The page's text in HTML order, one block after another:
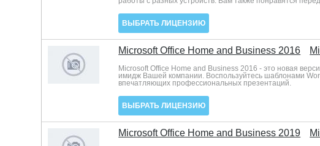
ВЫБРАТЬ ЛИЦЕНЗИЮ
Microsoft Office Home and Business 2016
Microsoft Office Home and Business 2016 - это новая
имидж Вашей компании. Воспользуйтесь шаблонами
впечатляющих профессиональных презентаций.
ВЫБРАТЬ ЛИЦЕНЗИЮ
Microsoft Office Home and Business 2019